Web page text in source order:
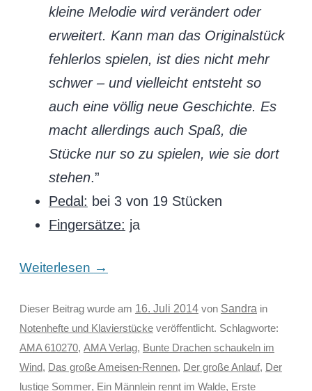
kleine Melodie wird verändert oder
erweitert. Kann man das Originalstück
fehlerlos spielen, ist dies nicht mehr
schwer – und vielleicht entsteht so
auch eine völlig neue Geschichte. Es
macht allerdings auch Spaß, die
Stücke nur so zu spielen, wie sie dort
stehen.”
Pedal: bei 3 von 19 Stücken
Fingersätze: ja
Weiterlesen →
Dieser Beitrag wurde am 16. Juli 2014von Sandra in
Notenhefte und Klavierstückeveröffentlicht. Schlagworte:
AMA 610270, AMA Verlag, Bunte Drachen schaukeln im
Wind, Das große Ameisen-Rennen, Der große Anlauf, Der
lustige Sommer, Ein Männlein rennt im Walde, Erste